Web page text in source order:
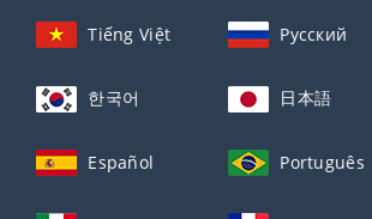
Tiếng Việt Русский
한국어 日本語
Español Português